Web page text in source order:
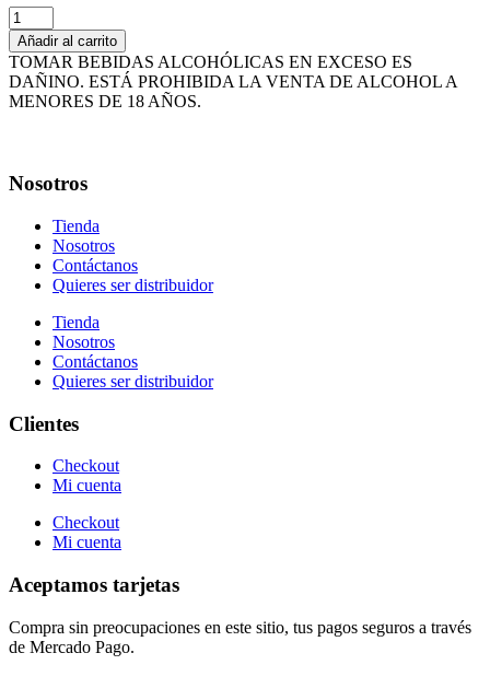
WINE
IN
THE
VAGINE
cantidad
Añadir al carrito
TOMAR BEBIDAS ALCOHÓLICAS EN EXCESO ES
DAÑINO. ESTÁ PROHIBIDA LA VENTA DE ALCOHOL A
MENORES DE 18 AÑOS.
Nosotros
Tienda
Nosotros
Contáctanos
Quieres ser distribuidor
Tienda
Nosotros
Contáctanos
Quieres ser distribuidor
Clientes
Checkout
Mi cuenta
Checkout
Mi cuenta
Aceptamos tarjetas
Compra sin preocupaciones en este sitio, tus pagos seguros a través
de Mercado Pago.